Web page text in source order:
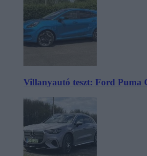
Villanyautó teszt: Ford Puma